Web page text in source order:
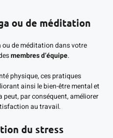
ou de méditation
ou de méditation dans votre
membres d’équipe.
physique, ces pratiques
ainsi le bien-être mental et
peut, par conséquent, améliorer
au travail.
du stress